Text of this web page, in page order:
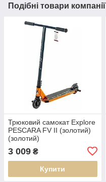
Подібні товари компанії
Трюковий самокат Explore
PESCARA FV II (золотий)
(золотий)
3 009 ₴
Купити